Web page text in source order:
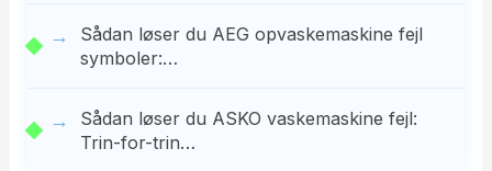
Sådan løser du AEG opvaskemaskine fejl
symboler:…
Sådan løser du ASKO vaskemaskine fejl:
Trin-for-trin…